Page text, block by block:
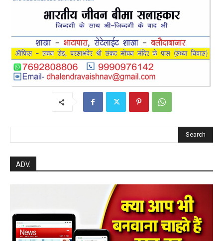
Search
ADV.